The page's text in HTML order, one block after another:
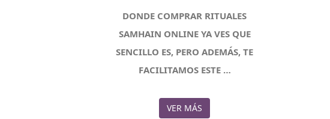
DONDE COMPRAR RITUALES
SAMHAIN ONLINE YA VES QUE
SENCILLO ES, PERO ADEMÁS, TE
FACILITAMOS ESTE …
VER MÁS